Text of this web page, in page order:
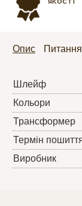
Опис
Шлейф
Кольори
Трансформер
Термін
Виробник